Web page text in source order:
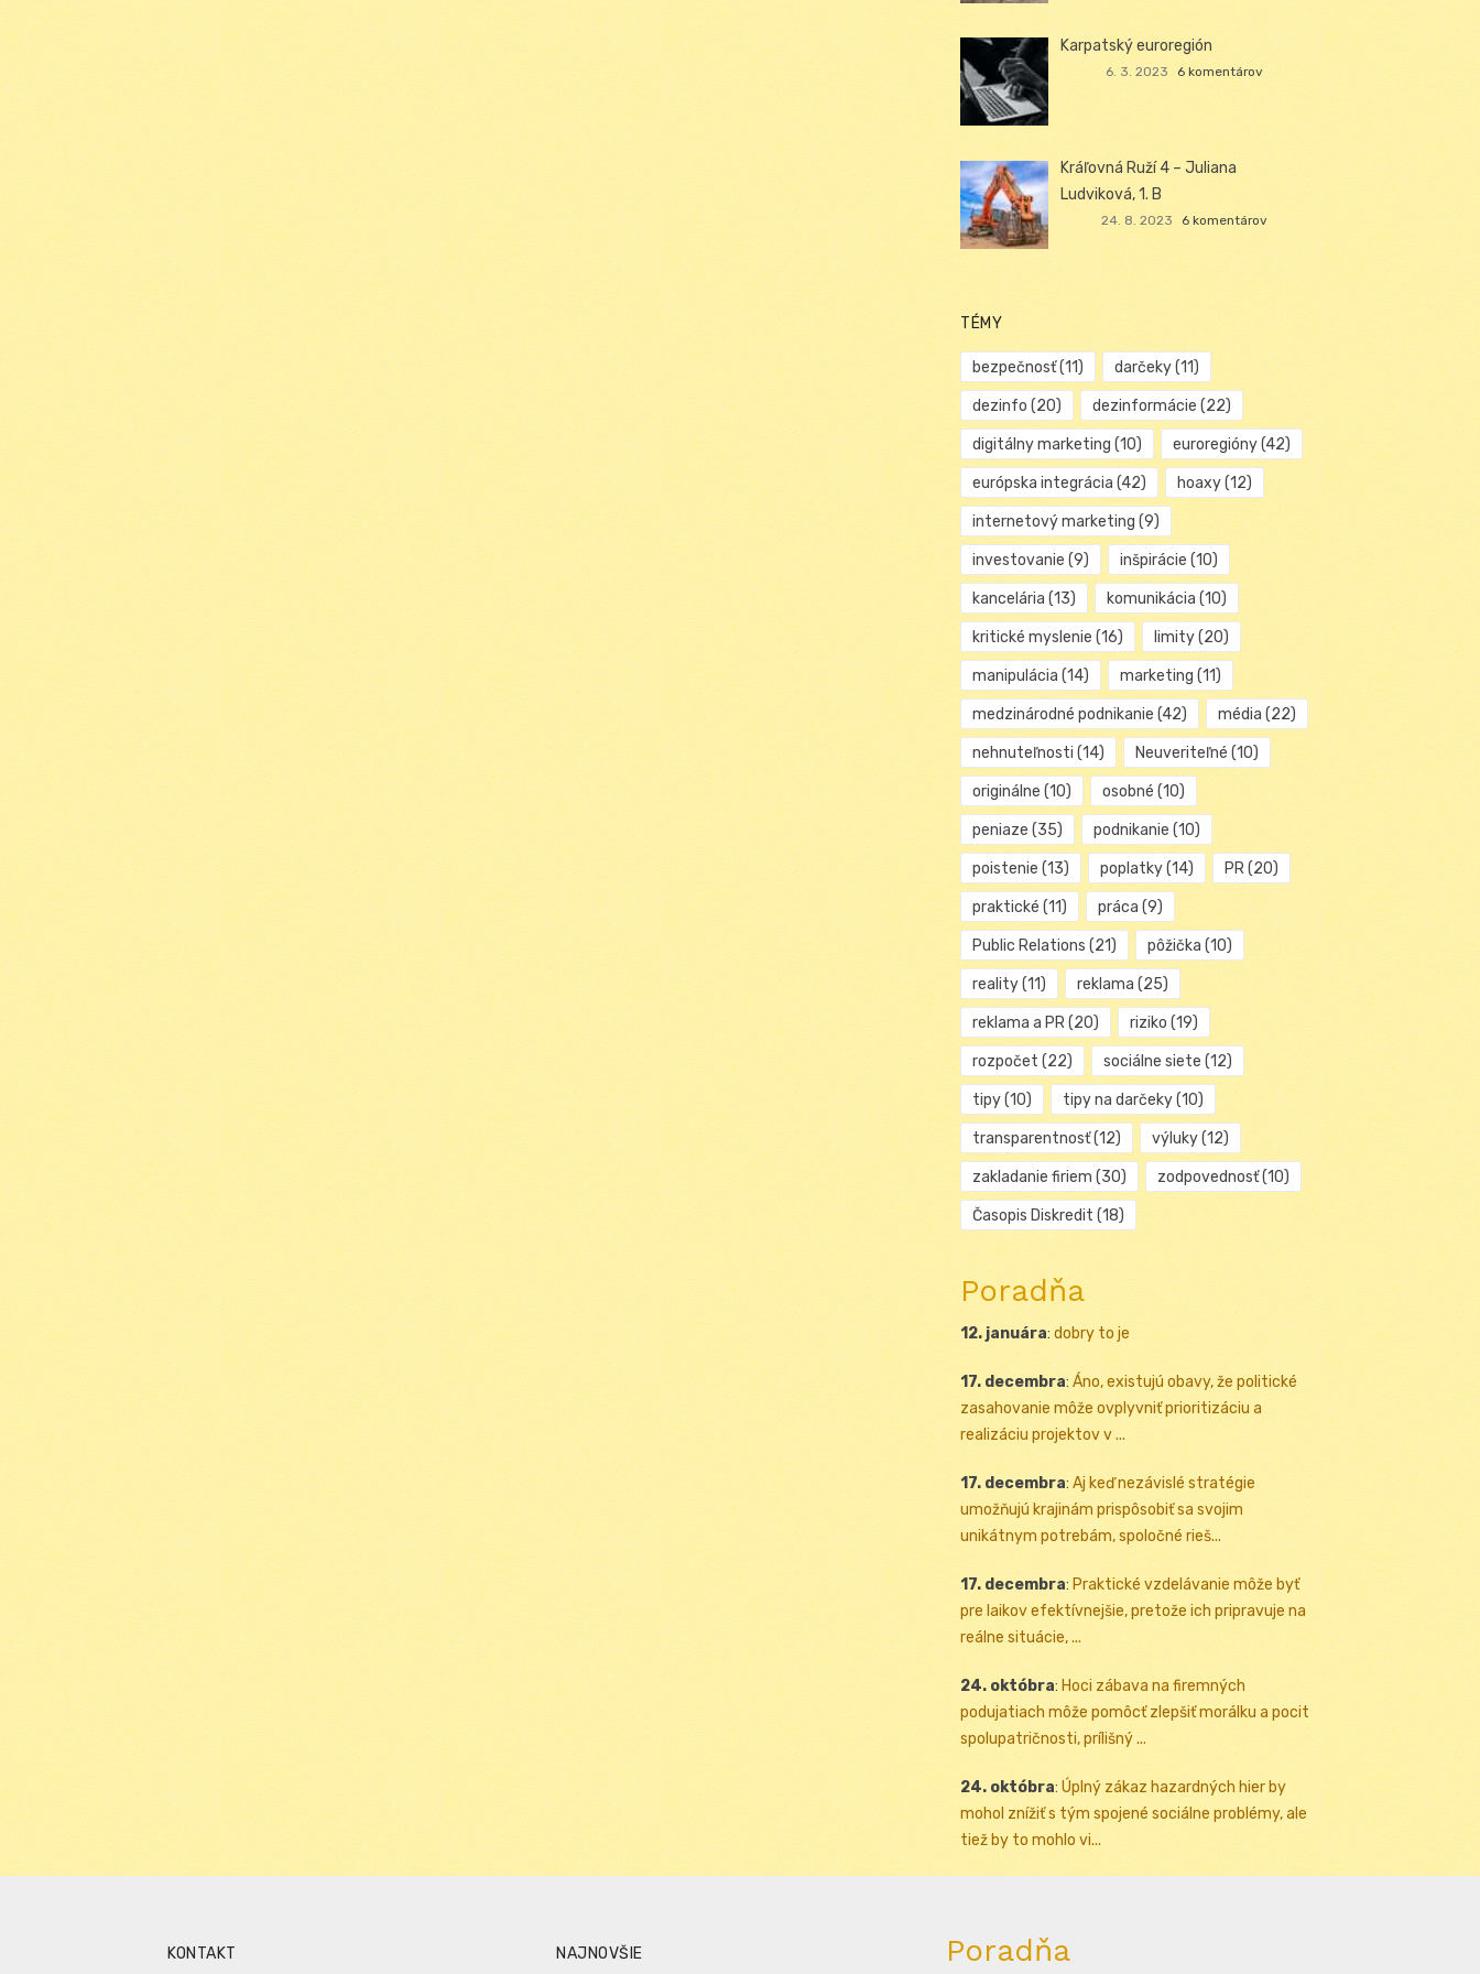
Karpatský euroregión
6. 3. 2023 6 komentárov
Kráľovná Ruží 4 – Juliana
Ludviková, 1. B
24. 8. 2023 6 komentárov
TÉMY
bezpečnosť(11) darčeky(11)
dezinfo (20) dezinformácie (22)
digitálny marketing (10) euroregióny(42)
európska integrácia (42) hoaxy(12)
internetový marketing (9)
investovanie (9) inšpirácie (10)
kancelária (13) komunikácia (10)
kritické myslenie (16) limity(20)
manipulácia (14) marketing (11)
medzinárodné podnikanie (42) média (22)
nehnuteľnosti (14) Neuveriteľné (10)
originálne (10) osobné (10)
peniaze (35) podnikanie (10)
poistenie (13) poplatky(14) PR(20)
praktické (11) práca (9)
Public Relations (21) pôžička (10)
reality(11) reklama (25)
reklama a PR(20) riziko (19)
rozpočet (22) sociálne siete (12)
tipy(10) tipy na darčeky(10)
transparentnosť(12) výluky(12)
zakladanie firiem (30) zodpovednosť(10)
Časopis Diskredit (18)
Poradňa
12. januára: dobry to je
17. decembra: Áno, existujú obavy, že politické
zasahovanie môže ovplyvniť prioritizáciu a
realizáciu projektov v ...
17. decembra: Aj keď nezávislé stratégie
umožňujú krajinám prispôsobiť sa svojim
unikátnym potrebám, spoločné rieš...
17. decembra: Praktické vzdelávanie môže byť
pre laikov efektívnejšie, pretože ich pripravuje na
reálne situácie, ...
24. októbra: Hoci zábava na firemných
podujatiach môže pomôcť zlepšiť morálku a pocit
spolupatričnosti, prílišný ...
24. októbra: Úplný zákaz hazardných hier by
mohol znížiť s tým spojené sociálne problémy, ale
tiež by to mohlo vi...
KONTAKT NAJNOVŠIE Poradňa